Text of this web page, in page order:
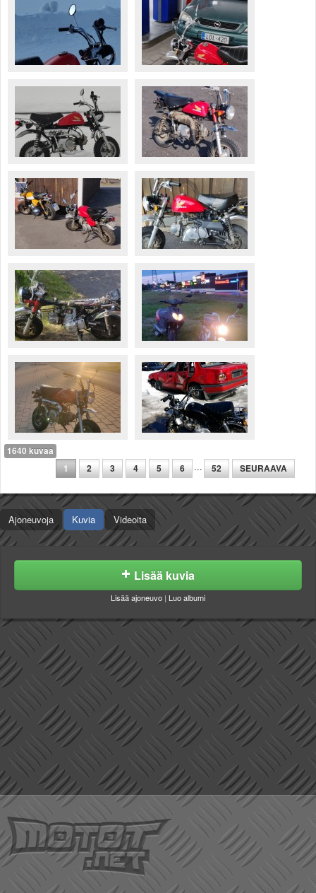
1640 kuvaa
1 2 3 4 5 6 ... 52 SEURAAVA
Ajoneuvoja Kuvia Videoita
Lisää kuvia
Lisää ajoneuvo | Luo albumi